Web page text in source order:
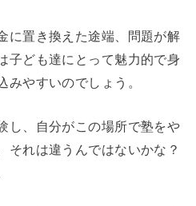
に置き換えた途端、問題が解
子ども達にとって魅力的で身
みやすいのでしょう。
し、自分がこの場所で塾をや
それは違うんではないかな？